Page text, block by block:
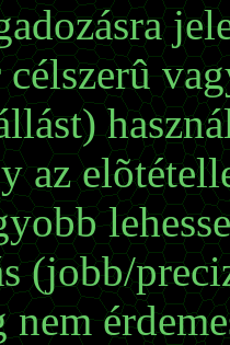
az
(jobb/
nem